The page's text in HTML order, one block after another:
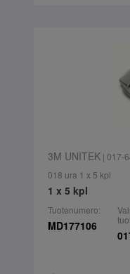
3M UNITEK| 017-
018 ura 1 x 5 kpl
1 x 5 kpl
Tuotenumero:
MD177106